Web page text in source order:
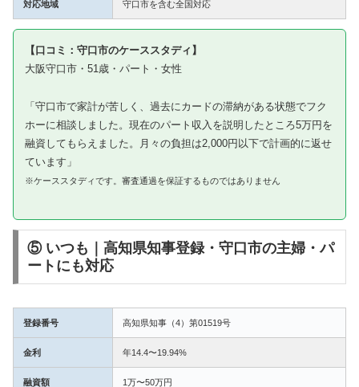
対応地域 守口市を含む全国対応
【口コミ：守口市のケーススタディ】
大阪守口市・51歳・パート・女性
「守口市で家計が苦しく、過去にカードの滞納がある状態でフク
ホーに相談しました。現在のパート収入を説明したところ5万円を
融資してもらえました。月々の負担は2,000円以下で計画的に返せ
ています」
※ケーススタディです。審査通過を保証するものではありません
⑤ いつも｜高知県知事登録・守口市の主婦・パ
ートにも対応
登録番号 高知県知事（4）第01519号
金利 年14.4〜19.94%
融資額 1万〜50万円